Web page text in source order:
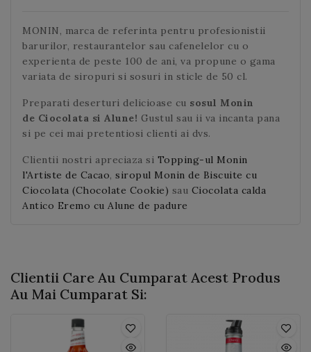
MONIN, marca de referinta pentru profesionistii
barurilor, restaurantelor sau cafenelelor cu o
experienta de peste 100 de ani, va propune o gama
variata de siropuri si sosuri in sticle de 50 cl.
Preparati deserturi delicioase cu sosul Monin
de Ciocolata si Alune! Gustul sau ii va incanta pana
si pe cei mai pretentiosi clienti ai dvs.
Clientii nostri apreciaza si Topping-ul Monin
l'Artiste de Cacao, siropul Monin de Biscuite cu
Ciocolata (Chocolate Cookie) sau Ciocolata calda
Antico Eremo cu Alune de padure
Clientii Care Au Cumparat Acest Produs
Au Mai Cumparat Si: